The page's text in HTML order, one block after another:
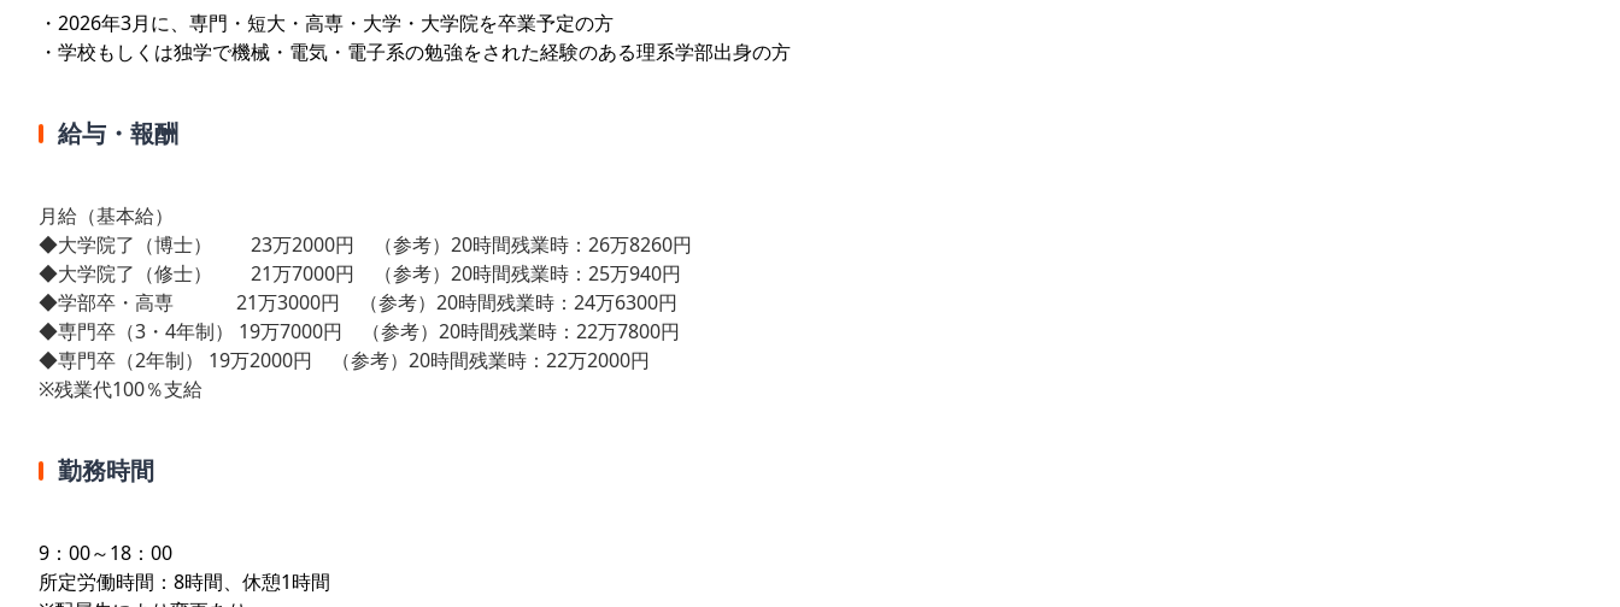
・2026年3月に、専門・短大・高専・大学・大学院を卒業予定の方
・学校もしくは独学で機械・電気・電子系の勉強をされた経験のある理系学部出身の方
給与・報酬
月給（基本給）
◆大学院了（博士） 23万2000円 （参考）20時間残業時：26万8260円
◆大学院了（修士） 21万7000円 （参考）20時間残業時：25万940円
◆学部卒・高専 21万3000円 （参考）20時間残業時：24万6300円
◆専門卒（3・4年制） 19万7000円 （参考）20時間残業時：22万7800円
◆専門卒（2年制） 19万2000円 （参考）20時間残業時：22万2000円
※残業代100％支給
勤務時間
9：00～18：00
所定労働時間：8時間、休憩1時間